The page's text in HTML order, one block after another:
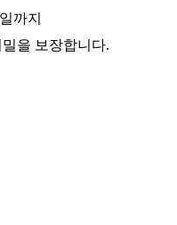
일까지
을 보장합니다.